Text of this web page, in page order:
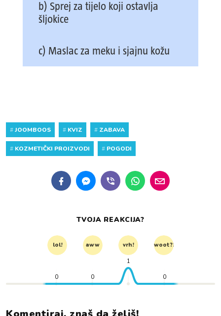
b) Sprej za tijelo koji ostavlja
šljokice
c) Maslac za meku i sjajnu kožu
#JOOMBOOS # KVIZ # ZABAVA
# KOZMETIČKI PROIZVODI # POGODI
TVOJA REAKCIJA?
lol! aww vrh! woot?!
0 0
1
0